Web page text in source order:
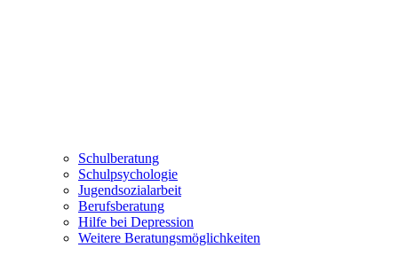
Schulberatung
Schulpsychologie
Jugendsozialarbeit
Berufsberatung
Hilfe bei Depression
Weitere Beratungsmöglichkeiten